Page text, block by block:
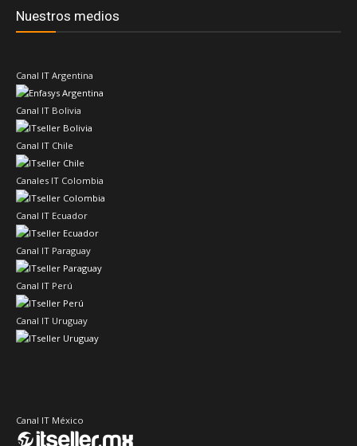
Nuestros medios
Canal IT Argentina
Canal IT Bolivia
Canal IT Chile
Canales IT Colombia
Canal IT Ecuador
Canal IT Paraguay
Canal IT Perú
Canal IT Uruguay
Canal IT México